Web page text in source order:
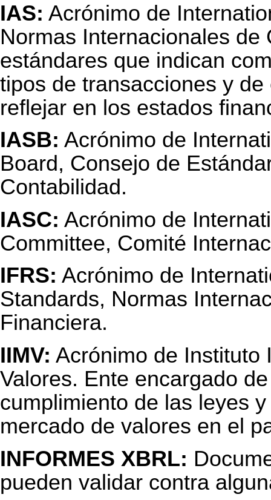
IAS: Acrónimo de
Normas Internacionales de
estándares que indican
tipos de transacciones y
reflejar en los estados
IASB: Acrónimo de
Board, Consejo de
Contabilidad.
IASC: Acrónimo de
Committee, Comité
IFRS: Acrónimo de
Standards, Normas
Financiera.
IIMV: Acrónimo de Instituto
Valores. Ente encargado
cumplimiento de las leyes
mercado de valores en el
INFORMES XBRL:
pueden validar contra